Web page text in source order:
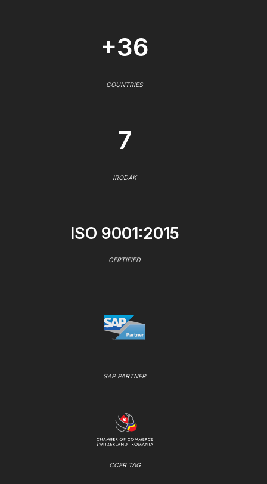
+36
COUNTRIES
7
IRODÁK
ISO 9001:2015
CERTIFIED
SAP PARTNER
CCER TAG